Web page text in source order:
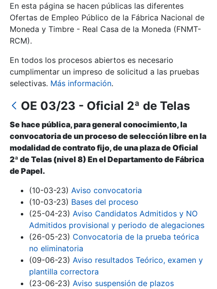
Mostrar/Ocultar
Mostrar/Ocultar
Mostrar/Ocultar
Mostrar/Ocultar
En esta página se hacen públicas las diferentes
Ofertas de Empleo Público de la Fábrica Nacional de
Moneda y Timbre - Real Casa de la Moneda (FNMT-
RCM).
En todos los procesos abiertos es necesario
cumplimentar un impreso de solicitud a las pruebas
selectivas. Más información.
OE 03/23 - Oficial 2ª de Telas
Se hace pública, para general conocimiento, la
convocatoria de un proceso de selección libre en la
modalidad de contrato fijo, de una plaza de Oficial
2ª de Telas (nivel 8) En el Departamento de Fábrica
de Papel.
(10-03-23) Aviso convocatoria
(10-03-23) Bases del proceso
(25-04-23) Aviso Candidatos Admitidos y NO
Admitidos provisional y periodo de alegaciones
(26-05-23) Convocatoria de la prueba teórica
no eliminatoria
(09-06-23) Aviso resultados Teórico, examen y
plantilla correctora
(23-06-23) Aviso suspensión de plazos